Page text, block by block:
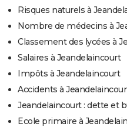
Risques naturels à
Nombre de médecins à
Classement des lycées à
Salaires à Jeandelaincourt
Impôts à Jeandelaincourt
Accidents à
Jeandelaincourt : dette et
Ecole primaire à